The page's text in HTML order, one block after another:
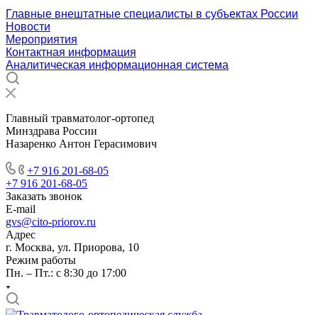
Главные внештатные специалисты в субъектах России
Новости
Мероприятия
Контактная информация
Аналитическая информационная система
Главный травматолог-ортопед
Минздрава России
Назаренко Антон Герасимович
+7 916 201-68-05
+7 916 201-68-05
Заказать звонок
E-mail
gvs@cito-priorov.ru
Адрес
г. Москва, ул. Приорова, 10
Режим работы
Пн. – Пт.: с 8:30 до 17:00